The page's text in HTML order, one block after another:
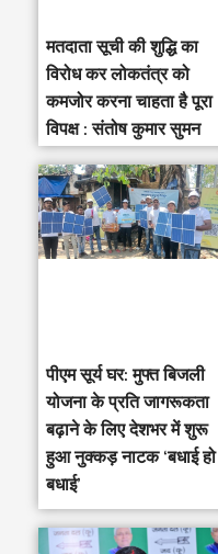
मतदाता सूची की शुद्धि का
विरोध कर लोकतंत्र को
कमजोर करना चाहता है पूरा
विपक्ष : संतोष कुमार सुमन
पीएम सूर्य घर: मुफ्त बिजली
योजना के प्रति जागरूकता
बढ़ाने के लिए देशभर में शुरू
हुआ नुक्कड़ नाटक ‘बधाई हो
बधाई’